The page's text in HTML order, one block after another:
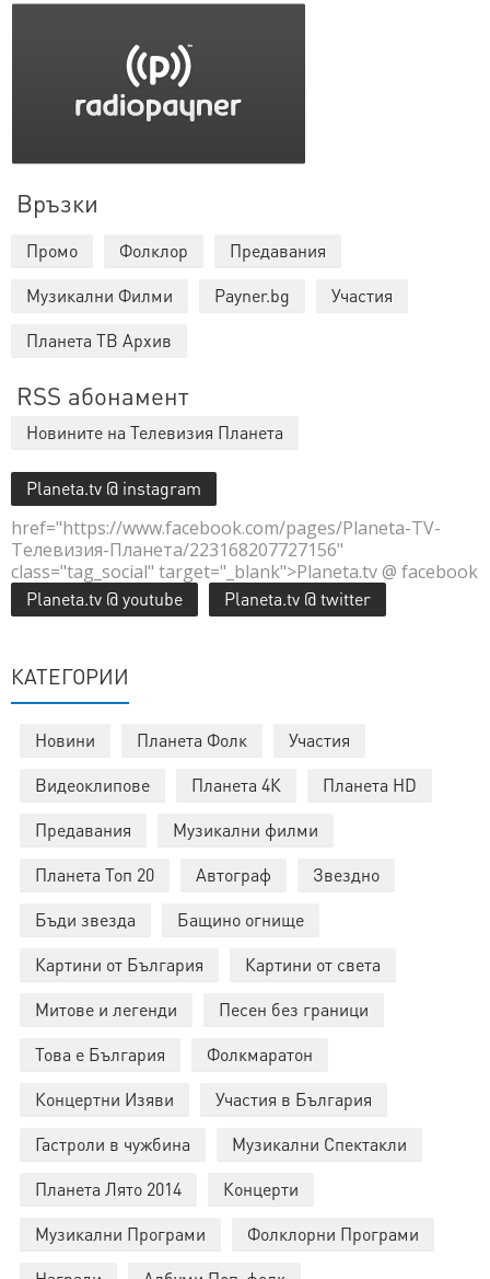
Връзки
Промо Фолклор
Предавания
Музикални Филми
Payner.bg
Участия
Планета ТВ Архив
RSS абонамент
Новините на Телевизия Планета
Planeta.tv @ instagram
href="https://www.facebook.com/pages/Planeta-TV-
Телевизия-Планета/223168207727156"
class="tag_social" target="_blank">Planeta.tv @ facebook
Planeta.tv @ youtube Planeta.tv @ twitter
КАТЕГОРИИ
Новини Планета Фолк
Участия
Видеоклипове
Планета 4К
Планета HD
Предавания
Музикални филми
Планета Топ 20
Автограф
Звездно
Бъди звезда
Бащино огнище
Картини от България
Картини от света
Митове и легенди
Песен без граници
Това е България
Фолкмаратон
Концертни Изяви
Участия в България
Гастроли в чужбина
Музикални Спектакли
Планета Лято 2014
Концерти
Музикални Програми
Фолклорни Програми